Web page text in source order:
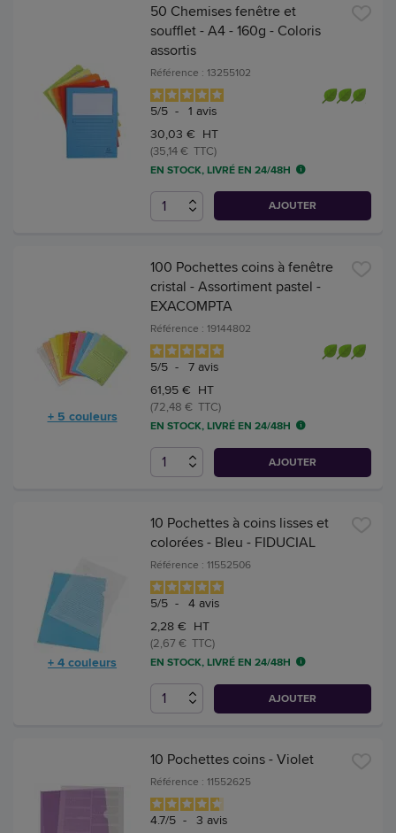
50 Chemises fenêtre et
soufflet - A4 - 160g - Coloris
assortis
Référence : 13255102
5/5 - 1 avis
30,03 € HT
(35,14 € TTC)
EN STOCK, LIVRÉ EN 24/48H
AJOUTER
+ 5 couleurs
100 Pochettes coins à fenêtre
cristal - Assortiment pastel -
EXACOMPTA
Référence : 19144802
5/5 - 7 avis
61,95 € HT
(72,48 € TTC)
EN STOCK, LIVRÉ EN 24/48H
AJOUTER
+ 4 couleurs
10 Pochettes à coins lisses et
colorées - Bleu - FIDUCIAL
Référence : 11552506
5/5 - 4 avis
2,28 € HT
(2,67 € TTC)
EN STOCK, LIVRÉ EN 24/48H
AJOUTER
10 Pochettes coins - Violet
Référence : 11552625
4.7/5 - 3 avis